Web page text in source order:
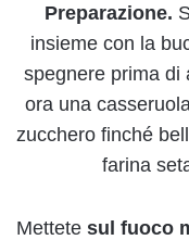
Preparazione.
insieme con la
spegnere prima di
ora una
zucchero finché
farina
Mettete sul fuoco